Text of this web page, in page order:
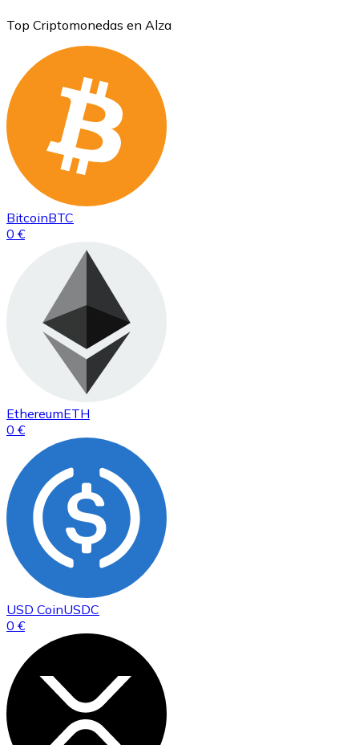
Top Criptomonedas en Alza
BitcoinBTC
0 €
EthereumETH
0 €
USD CoinUSDC
0 €